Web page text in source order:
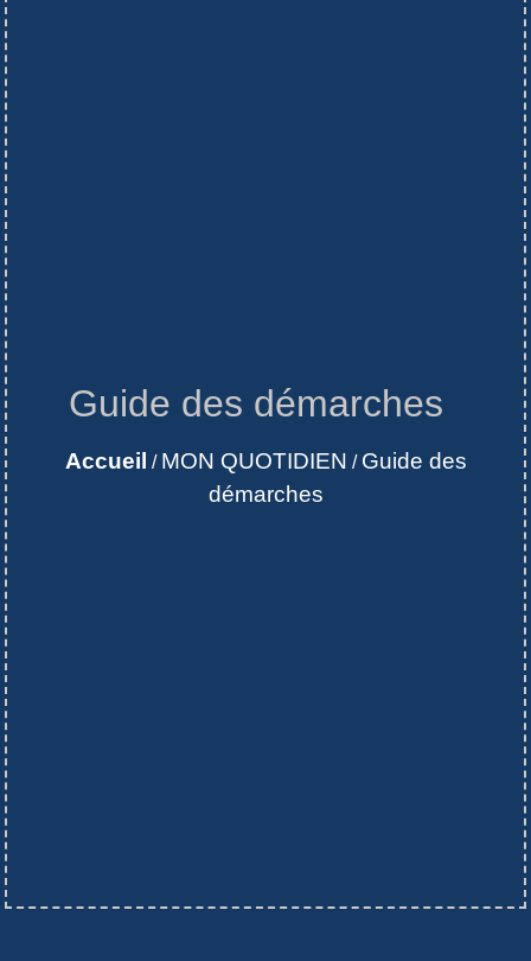
Guide des démarches
Accueil / MON QUOTIDIEN / Guide des
démarches